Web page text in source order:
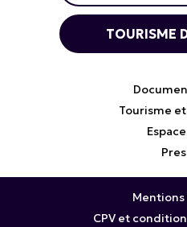
TOURISME
Tourisme
CPV et